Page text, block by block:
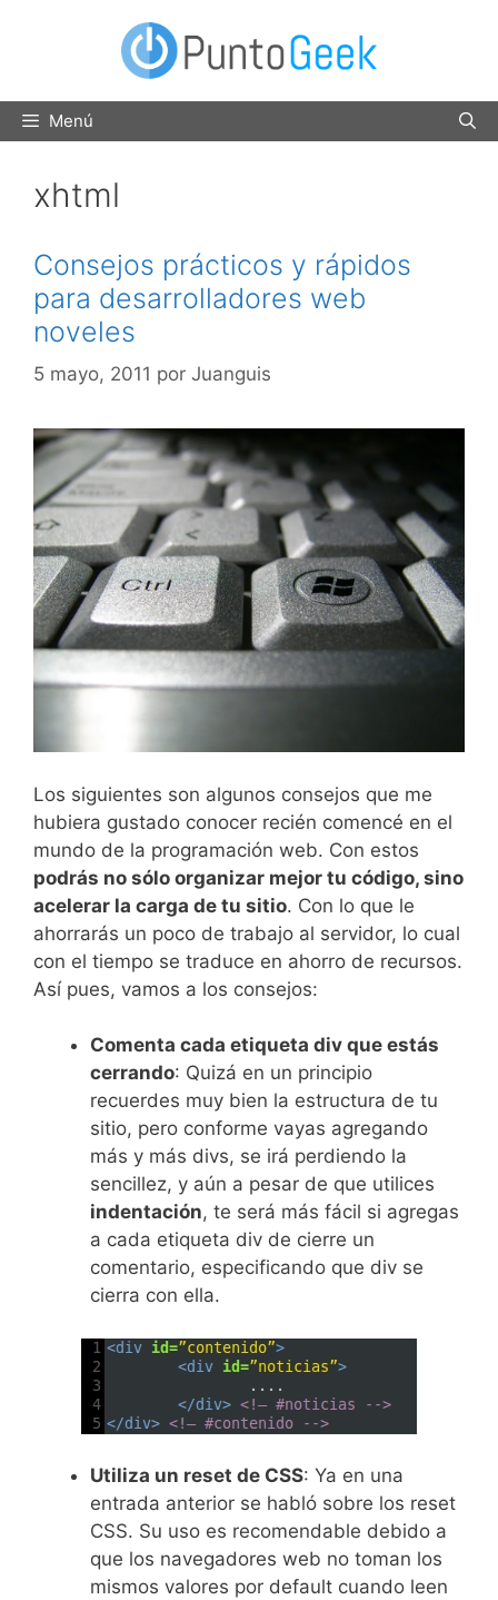
Menú
xhtml
Consejos prácticos y rápidos
para desarrolladores web
noveles
5 mayo, 2011 por Juanguis
Los siguientes son algunos consejos que me
hubiera gustado conocer recién comencé en el
mundo de la programación web. Con estos
podrás no sólo organizar mejor tu código, sino
acelerar la carga de tu sitio. Con lo que le
ahorrarás un poco de trabajo al servidor, lo cual
con el tiempo se traduce en ahorro de recursos.
Así pues, vamos a los consejos:
Comenta cada etiqueta div que estás
cerrando: Quizá en un principio
recuerdes muy bien la estructura de tu
sitio, pero conforme vayas agregando
más y más divs, se irá perdiendo la
sencillez, y aún a pesar de que utilices
indentación, te será más fácil si agregas
a cada etiqueta div de cierre un
comentario, especificando que div se
cierra con ella.
Utiliza un reset de CSS: Ya en una
entrada anterior se habló sobre los reset
CSS. Su uso es recomendable debido a
que los navegadores web no toman los
mismos valores por default cuando leen